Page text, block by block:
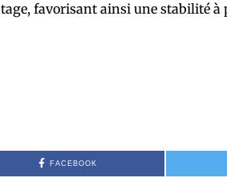
favorisant ainsi une stabilité
FACEBOOK